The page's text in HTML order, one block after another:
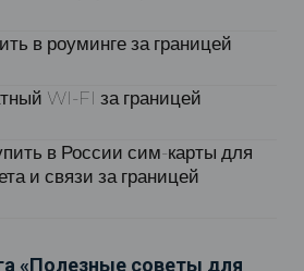
в роуминге за границей
WI-FI за границей
в России сим-карты для
и связи за границей
«Полезные советы для